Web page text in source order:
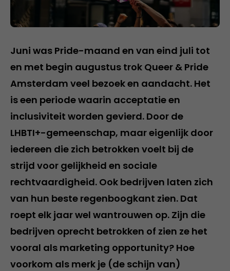
Juni was Pride-maand en van eind juli tot
en met begin augustus trok Queer & Pride
Amsterdam veel bezoek en aandacht. Het
is een periode waarin acceptatie en
inclusiviteit worden gevierd. Door de
LHBTI+-gemeenschap, maar eigenlijk door
iedereen die zich betrokken voelt bij de
strijd voor gelijkheid en sociale
rechtvaardigheid. Ook bedrijven laten zich
van hun beste regenboogkant zien. Dat
roept elk jaar wel wantrouwen op. Zijn die
bedrijven oprecht betrokken of zien ze het
vooral als marketing opportunity? Hoe
voorkom als merk je (de schijn van)